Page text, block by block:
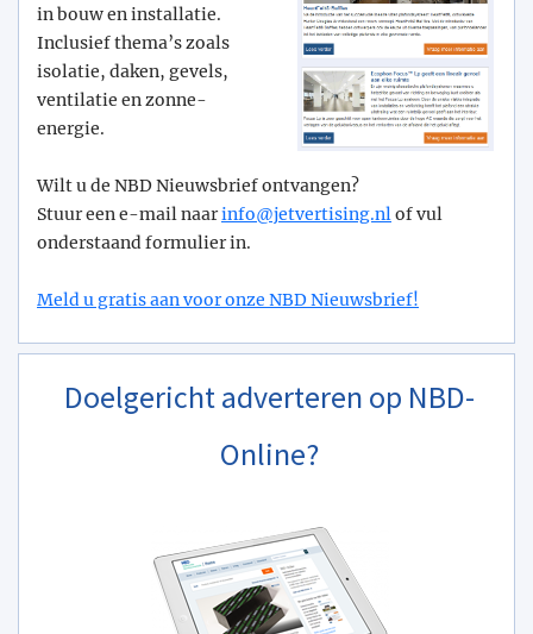
in bouw en installatie.
Inclusief thema’s zoals
isolatie, daken, gevels,
ventilatie en zonne-
energie.
Wilt u de NBD Nieuwsbrief ontvangen?
Stuur een e-mail naarinfo@­jetvertising.nlof vul
onderstaand formulier in.
Meld u gratis aan voor onze NBD Nieuwsbrief!
Doelgericht adverteren op NBD-
Online?